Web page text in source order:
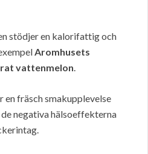
stödjer en kalorifattig och
Aromhusets
vattenmelon.
en fräsch smakupplevelse
negativa hälsoeffekterna